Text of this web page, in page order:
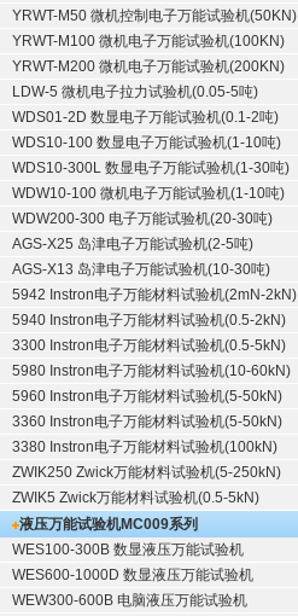
YRWT-M50 微机控制电子万能试验机(50KN)
YRWT-M100 微机电子万能试验机(100KN)
YRWT-M200 微机电子万能试验机(200KN)
LDW-5 微机电子拉力试验机(0.05-5吨)
WDS01-2D 数显电子万能试验机(0.1-2吨)
WDS10-100 数显电子万能试验机(1-10吨)
WDS10-300L 数显电子万能试验机(1-30吨)
WDW10-100 微机电子万能试验机(1-10吨)
WDW200-300 电子万能试验机(20-30吨)
AGS-X25 岛津电子万能试验机(2-5吨)
AGS-X13 岛津电子万能试验机(10-30吨)
5942 Instron电子万能材料试验机(2mN-2kN)
5940 Instron电子万能材料试验机(0.5-2kN)
3300 Instron电子万能材料试验机(0.5-5kN)
5980 Instron电子万能材料试验机(10-60kN)
5960 Instron电子万能材料试验机(5-50kN)
3360 Instron电子万能材料试验机(5-50kN)
3380 Instron电子万能材料试验机(100kN)
ZWIK250 Zwick万能材料试验机(5-250kN)
ZWIK5 Zwick万能材料试验机(0.5-5kN)
液压万能试验机MC009系列
WES100-300B 数显液压万能试验机
WES600-1000D 数显液压万能试验机
WEW300-600B 电脑液压万能试验机